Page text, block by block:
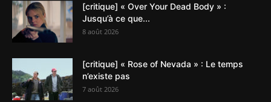
[critique] « Over Your Dead Body » :
Jusqu’à ce que...
8 août 2026
[critique] « Rose of Nevada » : Le temps
n’existe pas
7 août 2026